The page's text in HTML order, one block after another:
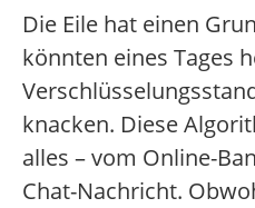
Die Eile hat einen
könnten eines Tages
knacken. Diese
alles – vom Online-
Chat-Nachricht.